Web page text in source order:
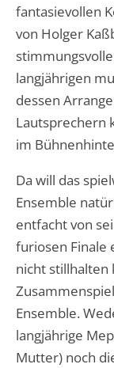
fantasievollen
von Holger
langjährigen
dessen
Lautsprechern
im
Da will das
Ensemble
entfacht von
furiosen Finale
nicht stillhalten
Ensemble.
langjährige
Mutter) noch